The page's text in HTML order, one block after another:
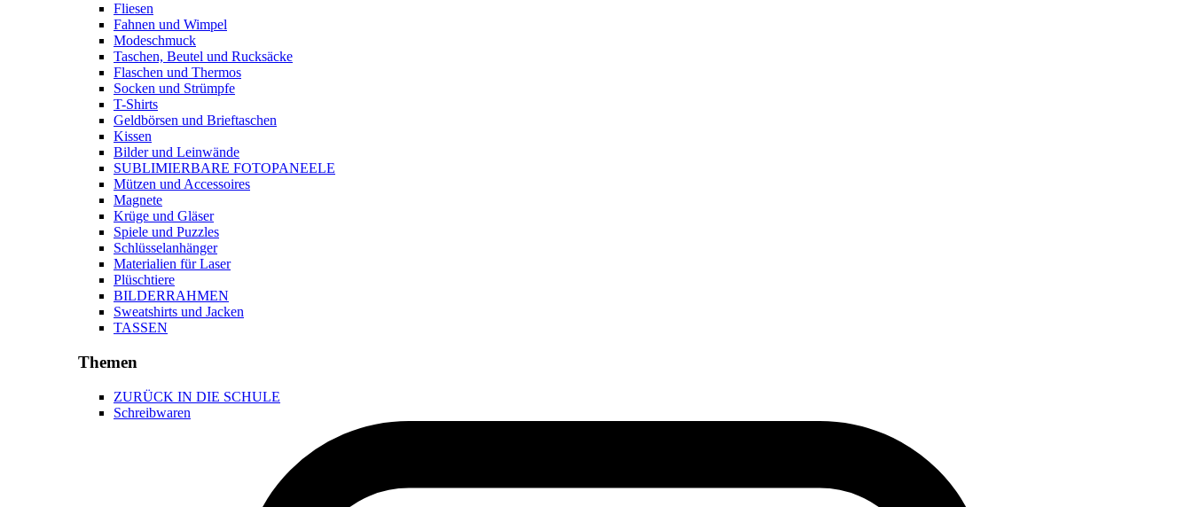
Fliesen
Fahnen und Wimpel
Modeschmuck
Taschen, Beutel und Rucksäcke
Flaschen und Thermos
Socken und Strümpfe
T-Shirts
Geldbörsen und Brieftaschen
Kissen
Bilder und Leinwände
SUBLIMIERBARE FOTOPANEELE
Mützen und Accessoires
Magnete
Krüge und Gläser
Spiele und Puzzles
Schlüsselanhänger
Materialien für Laser
Plüschtiere
BILDERRAHMEN
Sweatshirts und Jacken
TASSEN
Themen
ZURÜCK IN DIE SCHULE
Schreibwaren